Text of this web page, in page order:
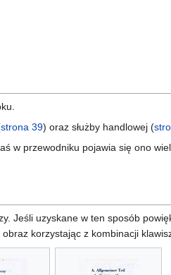
strona 39) oraz służby handlowej (
w przewodniku pojawia się ono
Jeśli uzyskane w ten sposób
korzystając z kombinacji